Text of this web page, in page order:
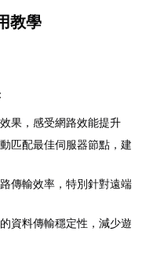
教學
果，感受網路效能提升
匹配最佳伺服器節點，建
傳輸效率，特別針對遠端
資料傳輸穩定性，減少遊